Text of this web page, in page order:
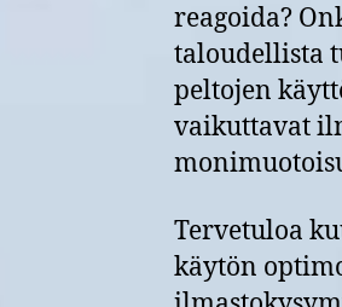
reagoida?
taloudellista
peltojen
vaikuttavat
Tervetuloa
käytön